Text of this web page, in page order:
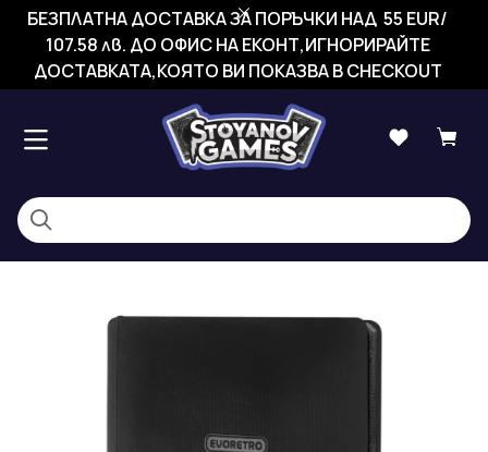
БЕЗПЛАТНА ДОСТАВКА ЗА ПОРЪЧКИ НАД 55 EUR/
107.58 лв. ДО ОФИС НА ЕКОНТ,ИГНОРИРАЙТЕ
ДОСТАВКАТА,КОЯТО ВИ ПОКАЗВА В CHECKOUT